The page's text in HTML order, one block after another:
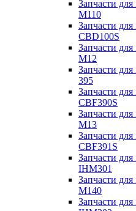
Запчасти
M110
Запчасти
CBD100S
Запчасти
M12
Запчасти
395
Запчасти
CBF390S
Запчасти
M13
Запчасти
CBF391S
Запчасти
IHM301
Запчасти
M140
Запчасти